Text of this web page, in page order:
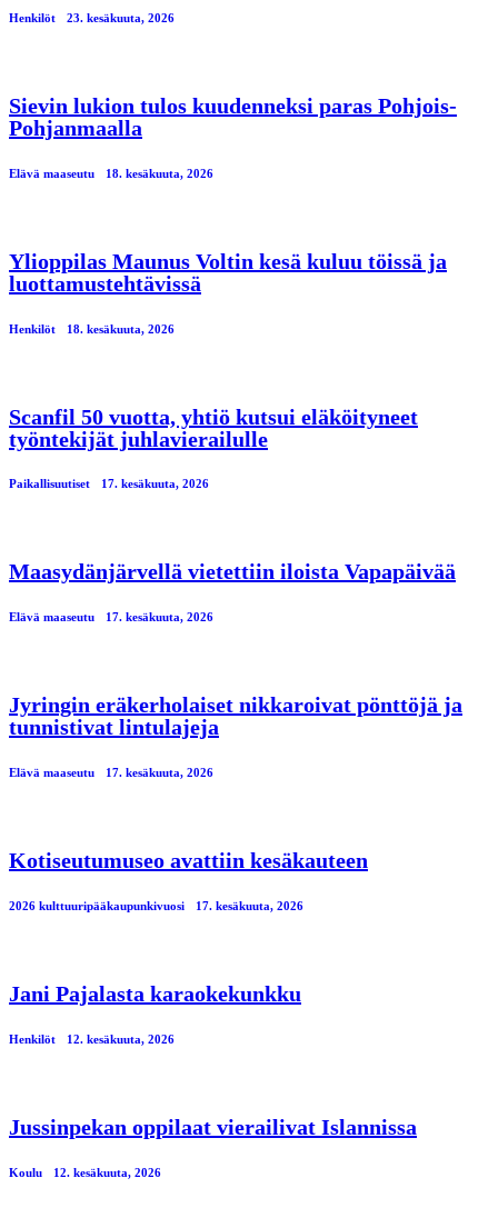
Henkilöt 23. kesäkuuta, 2026
Sievin lukion tulos kuudenneksi paras Pohjois-
Pohjanmaalla
Elävä maaseutu 18. kesäkuuta, 2026
Ylioppilas Maunus Voltin kesä kuluu töissä ja
luottamustehtävissä
Henkilöt 18. kesäkuuta, 2026
Scanfil 50 vuotta, yhtiö kutsui eläköityneet
työntekijät juhlavierailulle
Paikallisuutiset 17. kesäkuuta, 2026
Maasydänjärvellä vietettiin iloista Vapapäivää
Elävä maaseutu 17. kesäkuuta, 2026
Jyringin eräkerholaiset nikkaroivat pönttöjä ja
tunnistivat lintulajeja
Elävä maaseutu 17. kesäkuuta, 2026
Kotiseutumuseo avattiin kesäkauteen
2026 kulttuuripääkaupunkivuosi 17. kesäkuuta, 2026
Jani Pajalasta karaokekunkku
Henkilöt 12. kesäkuuta, 2026
Jussinpekan oppilaat vierailivat Islannissa
Koulu 12. kesäkuuta, 2026